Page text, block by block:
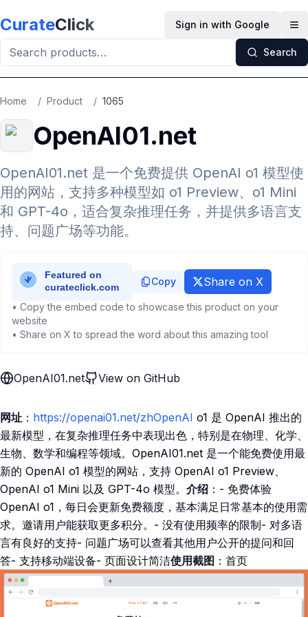
CurateClick Sign in with Google
Search
Home / Product / 1065
OpenAI01.net
OpenAI01.net 是一个免费提供 OpenAI o1 模型使
用的网站，支持多种模型如 o1 Preview、o1 Mini
和 GPT-4o，适合复杂推理任务，并提供多语言支
持、问题广场等功能。
Copy Share on X
• Copy the embed code to showcase this product on your
website
• Share on X to spread the word about this amazing tool
OpenAI01.net View on GitHub
网址 ： https://openai01.net/zhOpenAI o1 是 OpenAI 推出的
最新模型，在复杂推理任务中表现出色，特别是在物理、化学、
生物、数学和编程等领域。OpenAI01.net 是一个能免费使用最
新的 OpenAI o1 模型的网站，支持 OpenAI o1 Preview、
OpenAI o1 Mini 以及 GPT-4o 模型。 介绍 ：- 免费体验
OpenAI o1，每日会更新免费额度，基本满足日常基本的使用需
求。邀请用户能获取更多积分。- 没有使用频率的限制- 对多语
言有良好的支持- 问题广场可以查看其他用户公开的提问和回
答- 支持移动端设备- 页面设计简洁使用截图 ：首页